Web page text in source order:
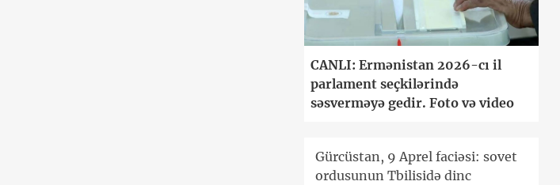
CANLI: Ermənistan 2026-cı il
parlament seçkilərində
səsverməyə gedir. Foto və video
Gürcüstan, 9 Aprel faciəsi: sovet
ordusunun Tbilisidə dinc